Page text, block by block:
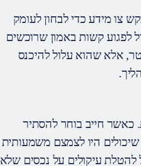
צו מידע כדי לבחון לעומק
לפגוע קשות באמון שרוכשים
אלא שהוא עלול להיכנס
כאשר חייב בוחר להסתיר
היו לצמצם משמעותית
להטלת עיקולים על נכסים שלא